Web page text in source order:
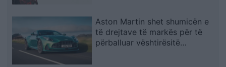
Aston Martin shet shumicën e
të drejtave të markës për të
përballuar vështirësitë